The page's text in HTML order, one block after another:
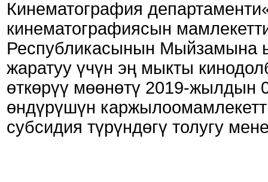
Кинематография
кинематографиясын
Республикасынын Мыйзамына
жаратуу үчүн эң мыкты
өткөрүү мөөнөтү 2019-жылдын
өндүрүшүн
субсидия түрүндөгү толугу